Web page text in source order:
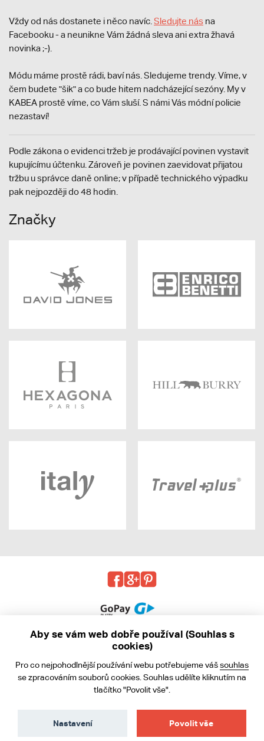
Vždy od nás dostanete i něco navíc. Sledujte nás na
Facebooku - a neunikne Vám žádná sleva ani extra žhavá
novinka ;-).
Módu máme prostě rádi, baví nás. Sledujeme trendy. Víme, v
čem budete "šik" a co bude hitem nadcházející sezóny. My v
KABEA prostě víme, co Vám sluší. S námi Vás módní policie
nezastaví!
Podle zákona o evidenci tržeb je prodávající povinen vystavit
kupujícímu účtenku. Zároveň je povinen zaevidovat přijatou
tržbu u správce daně online; v případě technického výpadku
pak nejpozději do 48 hodin.
Značky
Obchodní podmínky
Ochrana osobních údajů
Aby se vám web dobře používal (Souhlas s
cookies)
Pro co nejpohodlnější používání webu potřebujeme vášsouhlas
se zpracováním souborů cookies. Souhlas udělíte kliknutím na
tlačítko "Povolit vše".
Povolit vše
Nastavení